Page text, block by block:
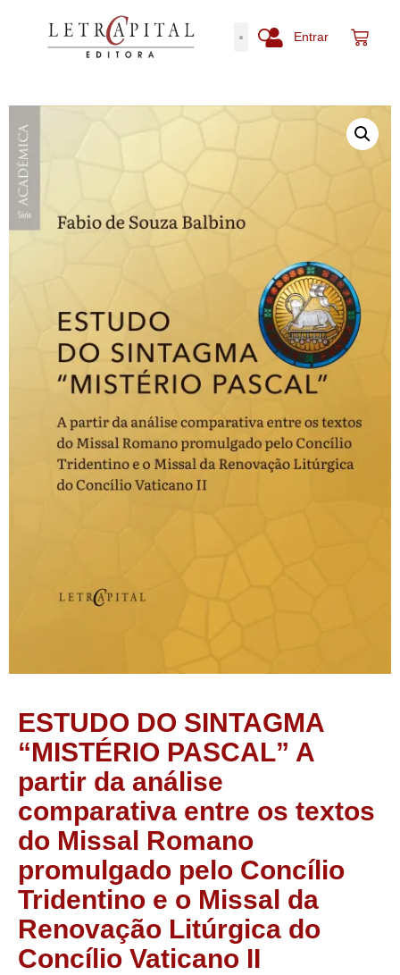
Entrar
ESTUDO DO SINTAGMA
“MISTÉRIO PASCAL” A
partir da análise
comparativa entre os textos
do Missal Romano
promulgado pelo Concílio
Tridentino e o Missal da
Renovação Litúrgica do
Concílio Vaticano II